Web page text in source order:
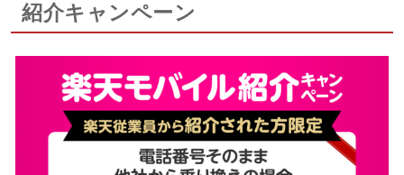
紹介キャンペーン